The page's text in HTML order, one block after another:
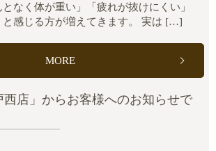
なく体が重い」「疲れが抜けにくい」
と感じる方が増えてきます。 実は […]
MORE
西店」からお客様へのお知らせで